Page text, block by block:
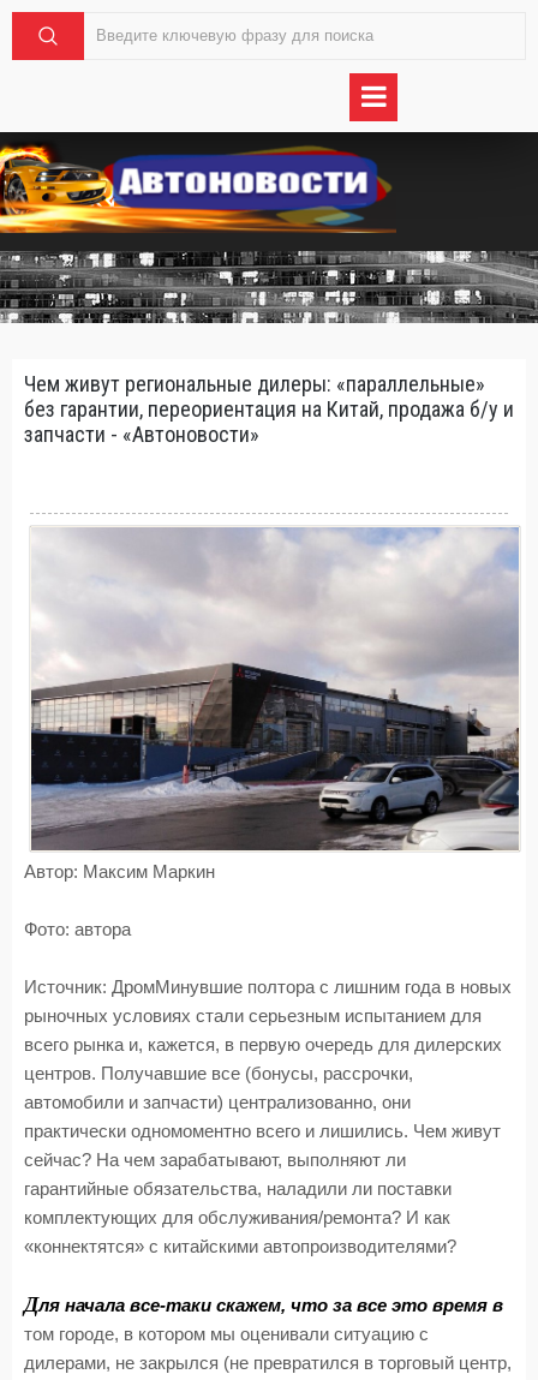
Чем живут региональные дилеры: «параллельные»
без гарантии, переориентация на Китай, продажа б/у и
запчасти - «Автоновости»
Автор: Максим Маркин
Фото: автора
Источник: ДромМинувшие полтора с лишним года в новых
рыночных условиях стали серьезным испытанием для
всего рынка и, кажется, в первую очередь для дилерских
центров. Получавшие все (бонусы, рассрочки,
автомобили и запчасти) централизованно, они
практически одномоментно всего и лишились. Чем живут
сейчас? На чем зарабатывают, выполняют ли
гарантийные обязательства, наладили ли поставки
комплектующих для обслуживания/ремонта? И как
«коннектятся» с китайскими автопроизводителями?
Для начала все-таки скажем, что за все это время в
том городе, в котором мы оценивали ситуацию с
дилерами, не закрылся (не превратился в торговый центр,